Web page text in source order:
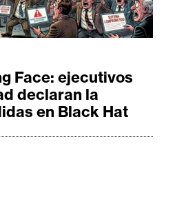
Face: ejecutivos
declaran la
en Black Hat